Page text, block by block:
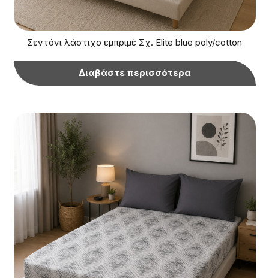
Σεντόνι λάστιχο εμπριμέ Σχ. Elite blue poly/cotton
Διαβάστε περισσότερα